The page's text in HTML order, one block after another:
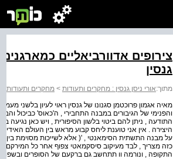
צירופים אדוורביאליים
גנסין
מתוך:אורי ניסן גנסין : מחקרים ותעודות > מחקרים ותעודות
מאיה אגמון פרוכטמן סגנונו של גנסין ראוי לעיון בלשני
והפנימי של הגיבורים במבנה התחבירי , ה'כאוס' כביכול
התודעה , ניתן להם ביטוי בלשון הסיפורית , ויש כאן נגיעה
היצירה . אין אני טוענת ליחס קבוע מראש בין העולם
על מבנה התשתית הסימאנטי , '( אלא לשייכות מסוימת בין
כזה מצריך , לבד מעיקוב סיסקמאטי צפוף אחר כל המירקם
התקופה , ונורמה וו תתחשב גם ברקעם של הסופרים